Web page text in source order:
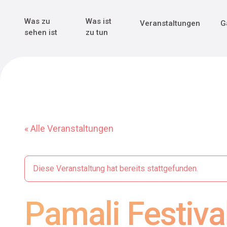
Main Navigation
Was zu
sehen ist
Was ist
zu tun
Veranstaltungen
« Alle Veranstaltungen
Diese Veranstaltung hat bereits stattgefunden.
Pamali